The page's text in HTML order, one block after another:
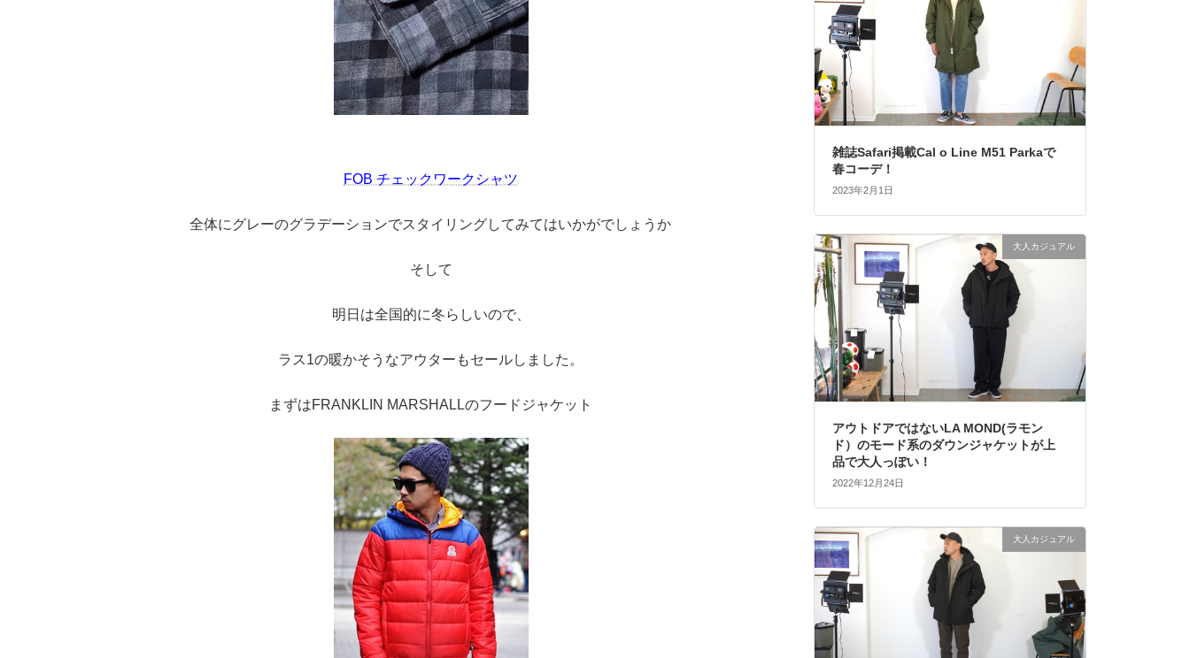
FOB チェックワークシャツ
全体にグレーのグラデーションでスタイリングしてみてはいかがでしょうか
そして
明日は全国的に冬らしいので、
ラス1の暖かそうなアウターもセールしました。
まずはFRANKLIN MARSHALLのフードジャケット
雑誌Safari掲載Cal o Line M51 Parkaで
春コーデ！
2023年2月1日
大人カジュアル
アウトドアではないLA MOND(ラモン
ド）のモード系のダウンジャケットが上
品で大人っぽい！
2022年12月24日
大人カジュアル